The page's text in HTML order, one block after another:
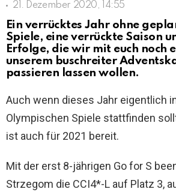
21. Dezember 2020, 14:55
Ein verrücktes Jahr ohne
Spiele, eine verrückte Saison
Erfolge, die wir mit euch noch
unserem buschreiter
passieren lassen wollen.
Auch wenn dieses Jahr eigentlich
Olympischen Spiele stattfinden
ist auch für 2021 bereit.
Mit der erst 8-jährigen Go for S
Strzegom die CCI4*-L auf Platz 3,